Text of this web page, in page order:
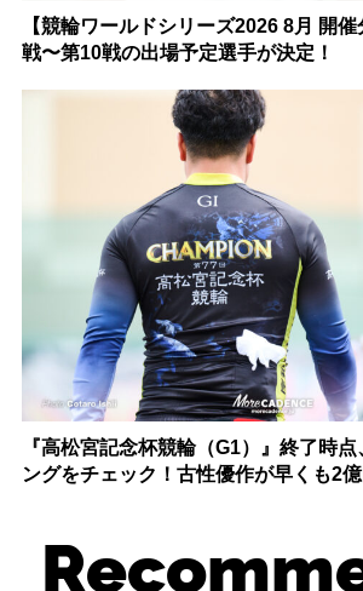
【競輪ワールドシリーズ2026 8月 開
戦〜第10戦の出場予定選手が決定！
『高松宮記念杯競輪（G1）』終了時
ングをチェック！古性優作が早くも2億